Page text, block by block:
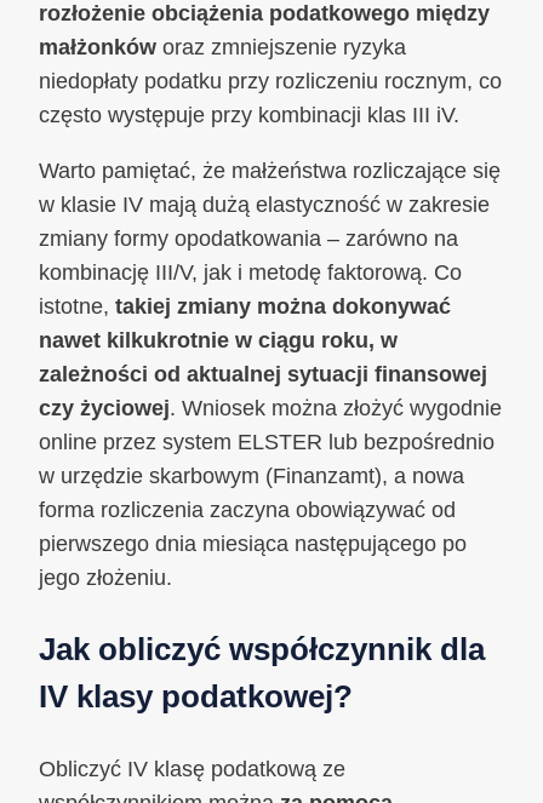
rozłożenie obciążenia podatkowego między
małżonków oraz zmniejszenie ryzyka
niedopłaty podatku przy rozliczeniu rocznym, co
często występuje przy kombinacji klas III iV.
Warto pamiętać, że małżeństwa rozliczające się
w klasie IV mają dużą elastyczność w zakresie
zmiany formy opodatkowania – zarówno na
kombinację III/V, jak i metodę faktorową. Co
istotne, takiej zmiany można dokonywać
nawet kilkukrotnie w ciągu roku, w
zależności od aktualnej sytuacji finansowej
czy życiowej. Wniosek można złożyć wygodnie
online przez system ELSTER lub bezpośrednio
w urzędzie skarbowym (Finanzamt), a nowa
forma rozliczenia zaczyna obowiązywać od
pierwszego dnia miesiąca następującego po
jego złożeniu.
Jak obliczyć współczynnik dla
IV klasy podatkowej?
Obliczyć IV klasę podatkową ze